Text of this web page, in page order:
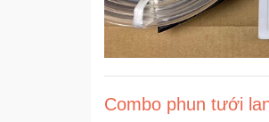
Combo phun tưới